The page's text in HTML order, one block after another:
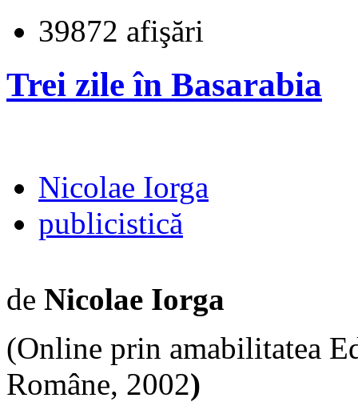
39872 afişări
Trei zile în Basarabia
Nicolae Iorga
publicistică
de Nicolae Iorga
(Online prin amabilitatea
Române, 2002)